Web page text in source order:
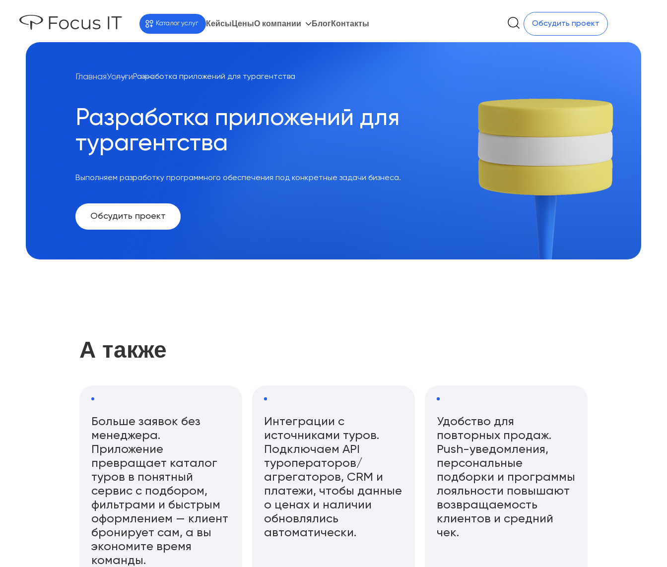
Каталог услуг Кейсы ЦеныО компании БлогКонтакты Обсудить проект
ГлавнаяУслугиРазработка приложений для турагентства
Разработка приложений для
турагентства
Выполняем разработку программного обеспечения под конкретные задачи бизнеса.
Обсудить проект
А также
Больше заявок без
менеджера.
Приложение
превращает каталог
туров в понятный
сервис с подбором,
фильтрами и быстрым
оформлением — клиент
бронирует сам, а вы
экономите время
команды.
Интеграции с
источниками туров.
Подключаем API
туроператоров/
агрегаторов, CRM и
платежи, чтобы данные
о ценах и наличии
обновлялись
автоматически.
Удобство для
повторных продаж.
Push-уведомления,
персональные
подборки и программы
лояльности повышают
возвращаемость
клиентов и средний
чек.